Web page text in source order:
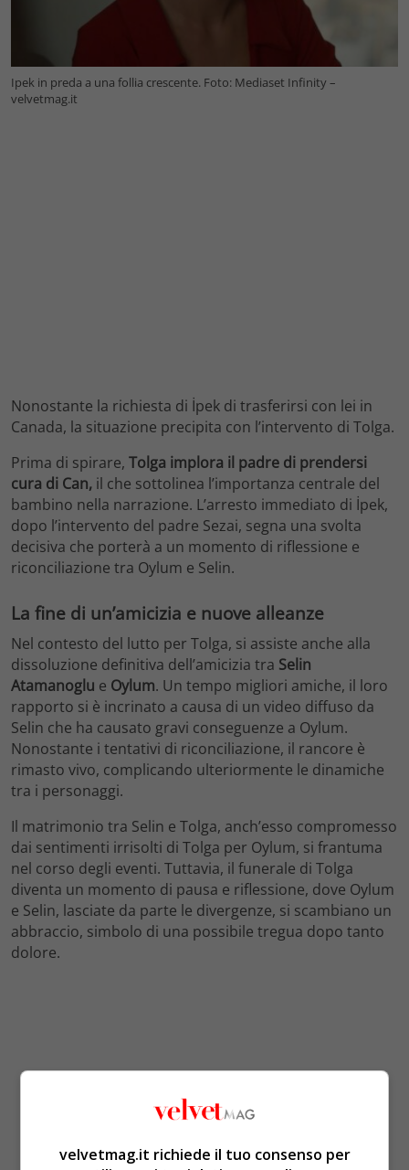
Ipek in preda a una follia crescente. Foto: Mediaset Infinity –
velvetmag.it
Nonostante la richiesta di İpek di trasferirsi con lei in
Canada, la situazione precipita con l’intervento di Tolga.
Prima di spirare, Tolga implora il padre di prendersi
cura di Can, il che sottolinea l’importanza centrale del
bambino nella narrazione. L’arresto immediato di İpek,
dopo l’intervento del padre Sezai, segna una svolta
decisiva che porterà a un momento di riflessione e
riconciliazione tra Oylum e Selin.
La fine di un’amicizia e nuove alleanze
Nel contesto del lutto per Tolga, si assiste anche alla
dissoluzione definitiva dell’amicizia tra Selin
Atamanoglu e Oylum. Un tempo migliori amiche, il loro
rapporto si è incrinato a causa di un video diffuso da
Selin che ha causato gravi conseguenze a Oylum.
Nonostante i tentativi di riconciliazione, il rancore è
rimasto vivo, complicando ulteriormente le dinamiche
tra i personaggi.
Il matrimonio tra Selin e Tolga, anch’esso compromesso
dai sentimenti irrisolti di Tolga per Oylum, si frantuma
nel corso degli eventi. Tuttavia, il funerale di Tolga
diventa un momento di pausa e riflessione, dove Oylum
e Selin, lasciate da parte le divergenze, si scambiano un
abbraccio, simbolo di una possibile tregua dopo tanto
dolore.
velvetmag.it richiede il tuo consenso per